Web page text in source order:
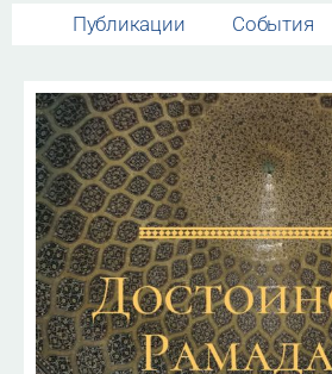
Публикации События